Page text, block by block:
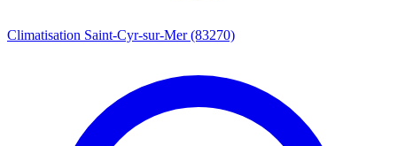
Climatisation Saint-Cyr-sur-Mer (83270)